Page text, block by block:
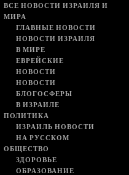
ВСЕ НОВОСТИ ИЗРАИЛЯ И
МИРА
ГЛАВНЫЕ НОВОСТИ
НОВОСТИ ИЗРАИЛЯ
В МИРЕ
ЕВРЕЙСКИЕ
НОВОСТИ
НОВОСТИ
БЛОГОСФЕРЫ
В ИЗРАИЛЕ
ПОЛИТИКА
ИЗРАИЛЬ НОВОСТИ
НА РУССКОМ
ОБЩЕСТВО
ЗДОРОВЬЕ
ОБРАЗОВАНИЕ